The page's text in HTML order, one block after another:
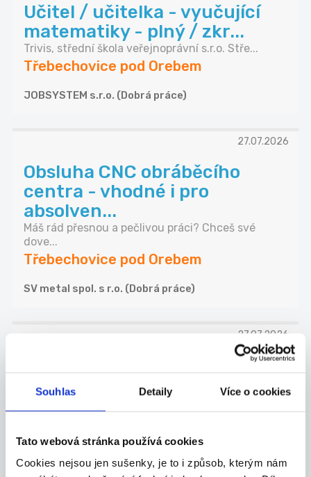
Souhlas Detaily Více o cookies
Tato webová stránka používá cookies
Cookies nejsou jen sušenky, je to i způsob, kterým nám
Učitel / učitelka - vyučující
matematiky - plný / zkr...
Trivis, střední škola veřejnoprávní s.r.o. Stře...
Třebechovice pod Orebem
JOBSYSTEM s.r.o. (Dobrá práce)
27.07.2026
Obsluha CNC obráběcího
centra - vhodné i pro
absolven...
Máš rád přesnou a pečlivou práci? Chceš své
dove...
Třebechovice pod Orebem
SV metal spol. s r.o. (Dobrá práce)
27.07.2026
Montážní dělník ve výrobě
BEZ NOČNÍCH (M/Ž) (A14415)
Hledáme spolehlivé a motivované montážní
dělníky...
Nový Bydžov
HOFMANN WIZARD s.r.o.